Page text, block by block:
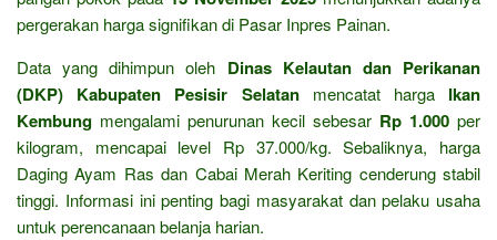
pergerakan harga signifikan di Pasar Inpres Painan.
Data yang dihimpun oleh Dinas Kelautan dan Perikanan
(DKP) Kabupaten Pesisir Selatanmencatat harga Ikan
Kembung mengalami penurunan kecil sebesar Rp 1.000 per
kilogram, mencapai level Rp 37.000/kg. Sebaliknya, harga
Daging Ayam Ras dan Cabai Merah Keriting cenderung stabil
tinggi. Informasi ini penting bagi masyarakat dan pelaku usaha
untuk perencanaan belanja harian.